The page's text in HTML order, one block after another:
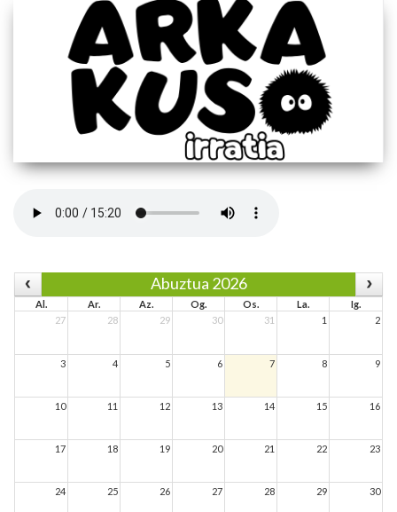
Abuztua 2026
Al. Ar. Az. Og. Os. La.
Ig.
27
28 29 30 31 1 2
3 4 5 6 7 8 9
10 11 12 13 14 15 16
17 18 19 20 21 22 23
24 25 26 27 28 29 30